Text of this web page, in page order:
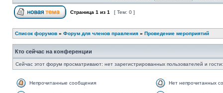
Страница 1 из 1 [ Тем: 0 ]
Список форумов » Форум для членов правления » Проведение мероприятий
Кто сейчас на конференции
Сейчас этот форум просматривают: нет зарегистрированных пользователей и
Непрочитанные сообщения Нет непрочитанных